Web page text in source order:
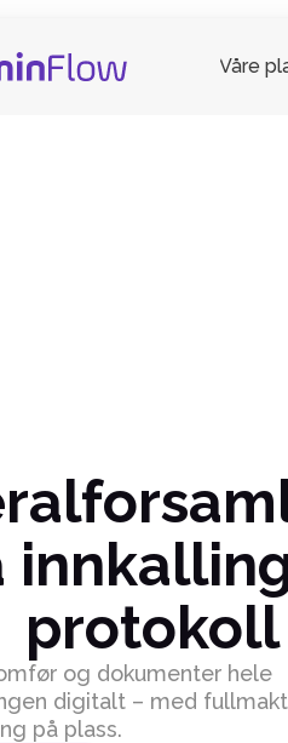
Våre
protokoll
og dokumenter hele
digitalt – med
på plass.